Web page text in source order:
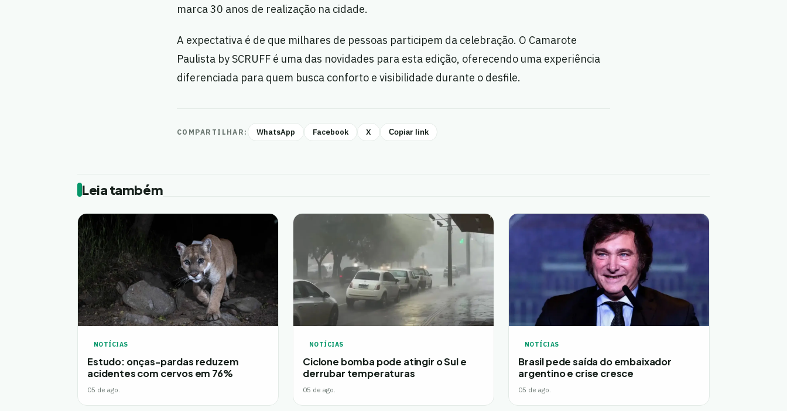
marca 30 anos de realização na cidade.
A expectativa é de que milhares de pessoas participem da celebração. O Camarote
Paulista by SCRUFF é uma das novidades para esta edição, oferecendo uma experiência
diferenciada para quem busca conforto e visibilidade durante o desfile.
COMPARTILHAR: WhatsApp Facebook X Copiar link
Leia também
NOTÍCIAS
Estudo: onças-pardas reduzem
acidentes com cervos em 76%
05 de ago.
NOTÍCIAS
Ciclone bomba pode atingir o Sul e
derrubar temperaturas
05 de ago.
NOTÍCIAS
Brasil pede saída do embaixador
argentino e crise cresce
05 de ago.